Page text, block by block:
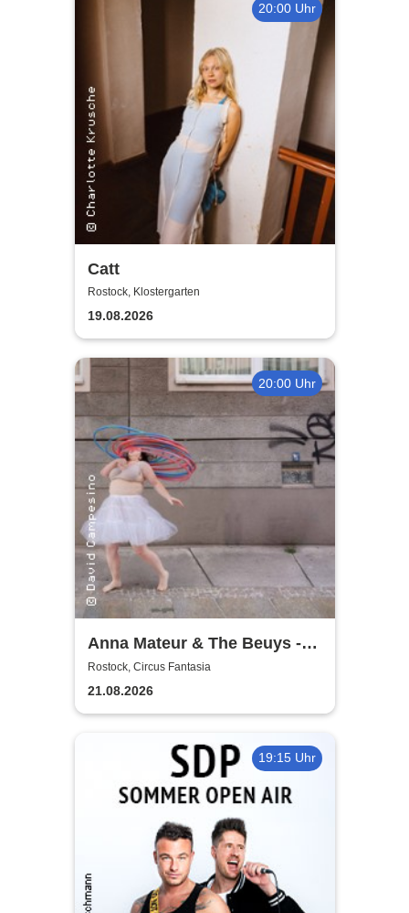
20:00 Uhr
Catt
Rostock, Klostergarten
19.08.2026
20:00 Uhr
Anna Mateur & The Beuys -
Kaoshüter
Rostock, Circus Fantasia
21.08.2026
19:15 Uhr